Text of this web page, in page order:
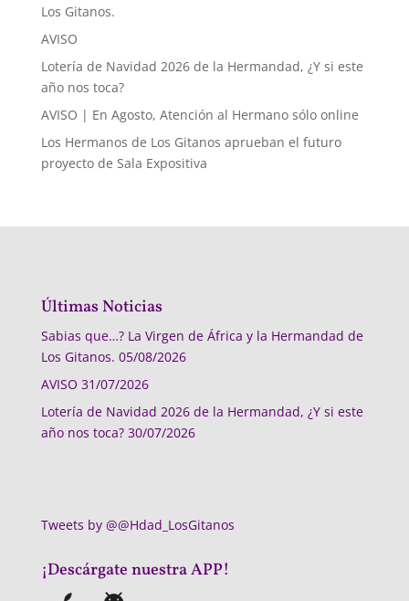
Los Gitanos.
AVISO
Lotería de Navidad 2026 de la Hermandad, ¿Y si este
año nos toca?
AVISO | En Agosto, Atención al Hermano sólo online
Los Hermanos de Los Gitanos aprueban el futuro
proyecto de Sala Expositiva
Últimas Noticias
Sabias que…? La Virgen de África y la Hermandad de
Los Gitanos. 05/08/2026
AVISO 31/07/2026
Lotería de Navidad 2026 de la Hermandad, ¿Y si este
año nos toca? 30/07/2026
Tweets by @@Hdad_LosGitanos
¡Descárgate nuestra APP!